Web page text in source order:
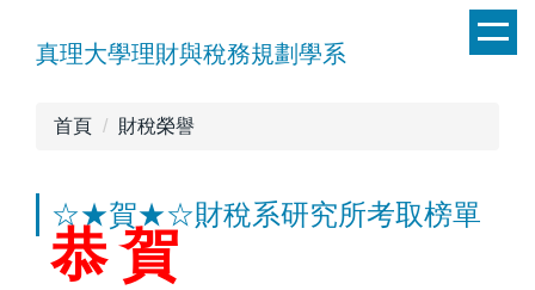
真理大學理財與稅務規劃學系
首頁 財稅榮譽
☆★賀★☆財稅系研究所考取榜單
恭 賀